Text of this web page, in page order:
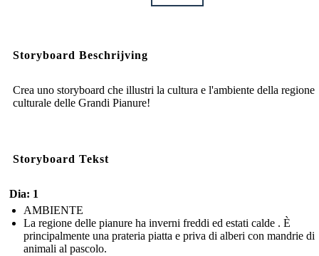
Storyboard Beschrijving
Crea uno storyboard che illustri la cultura e l'ambiente della regione
culturale delle Grandi Pianure!
Storyboard Tekst
Dia: 1
AMBIENTE
La regione delle pianure ha inverni freddi ed estati calde . È
principalmente una prateria piatta e priva di alberi con mandrie di
animali al pascolo.